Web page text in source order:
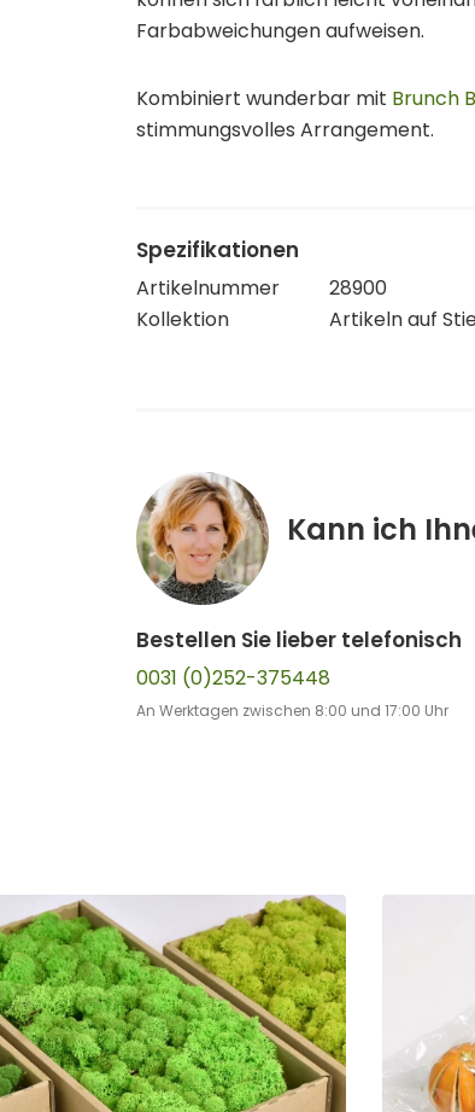
Farbabweichungen aufweisen.
Kombiniert wunderbar mit Brunch
stimmungsvolles Arrangement.
Spezifikationen
Artikelnummer
28900
Kollektion
Artikeln auf
Kann ich
Bestellen Sie lieber telefonisch
0031 (0)252-375448
An Werktagen zwischen 8:00 und 17:00 Uhr